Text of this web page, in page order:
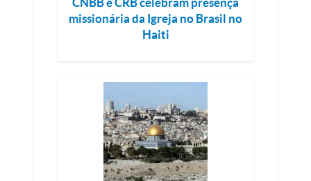
missionária da Igreja no Brasil no
Haiti